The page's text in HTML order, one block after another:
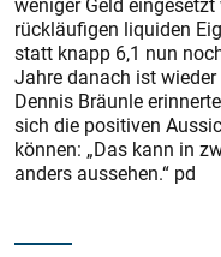
rückläufigen liquiden
statt knapp 6,1 nun
Jahre danach ist
Dennis Bräunle
sich die positiven
können: „Das kann in
anders aussehen.“ pd